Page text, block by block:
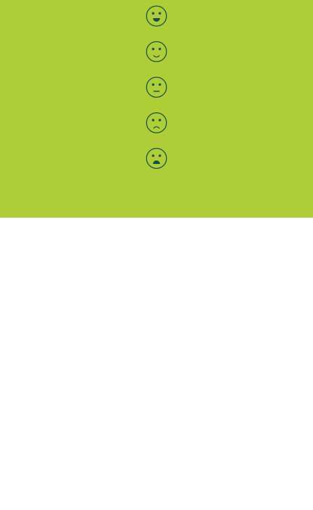
Bewertung auswählen